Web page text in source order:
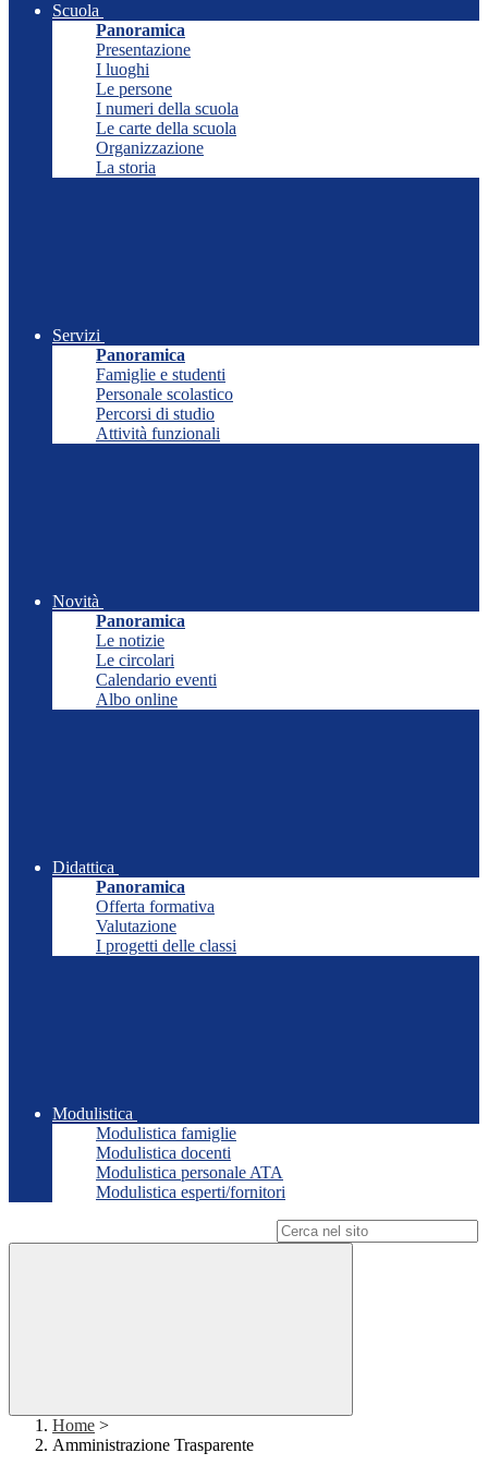
Scuola
Panoramica
Presentazione
I luoghi
Le persone
I numeri della scuola
Le carte della scuola
Organizzazione
La storia
Servizi
Panoramica
Famiglie e studenti
Personale scolastico
Percorsi di studio
Attività funzionali
Novità
Panoramica
Le notizie
Le circolari
Calendario eventi
Albo online
Didattica
Panoramica
Offerta formativa
Valutazione
I progetti delle classi
Modulistica
Modulistica famiglie
Modulistica docenti
Modulistica personale ATA
Modulistica esperti/fornitori
Home >
Amministrazione Trasparente